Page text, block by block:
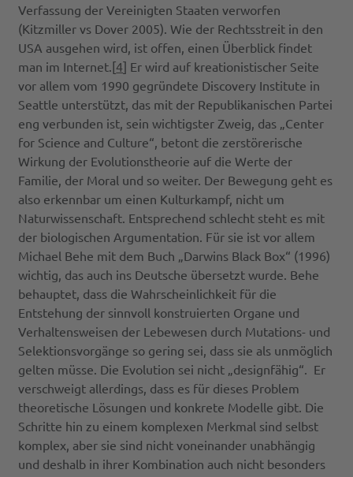
Verfassung der Vereinigten Staaten verworfen
(Kitzmiller vs Dover 2005). Wie der Rechtsstreit in den
USA ausgehen wird, ist offen, einen Überblick findet
man im Internet.[4] Er wird auf kreationistischer Seite
vor allem vom 1990 gegründete Discovery Institute in
Seattle unterstützt, das mit der Republikanischen Partei
eng verbunden ist, sein wichtigster Zweig, das „Center
for Science and Culture“, betont die zerstörerische
Wirkung der Evolutionstheorie auf die Werte der
Familie, der Moral und so weiter. Der Bewegung geht es
also erkennbar um einen Kulturkampf, nicht um
Naturwissenschaft. Entsprechend schlecht steht es mit
der biologischen Argumentation. Für sie ist vor allem
Michael Behe mit dem Buch „Darwins Black Box“ (1996)
wichtig, das auch ins Deutsche übersetzt wurde. Behe
behauptet, dass die Wahrscheinlichkeit für die
Entstehung der sinnvoll konstruierten Organe und
Verhaltensweisen der Lebewesen durch Mutations- und
Selektionsvorgänge so gering sei, dass sie als unmöglich
gelten müsse. Die Evolution sei nicht „designfähig“. Er
verschweigt allerdings, dass es für dieses Problem
theoretische Lösungen und konkrete Modelle gibt. Die
Schritte hin zu einem komplexen Merkmal sind selbst
komplex, aber sie sind nicht voneinander unabhängig
und deshalb in ihrer Kombination auch nicht besonders